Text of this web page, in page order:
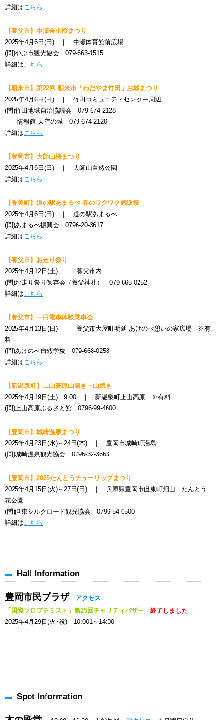
詳細はこちら
【養父市】中瀬金山桜まつり
2025年4月6日(日) ｜ 中瀬体育館前広場
(問)やぶ市観光協会 079-663-1515
詳細はこちら
【朝来市】第22回 朝来市「わだやま竹田」お城まつり
2025年4月6日(日) ｜ 竹田コミュニティセンター周辺
(問)竹田地域自治協議会 079-674-2128
情報館 天空の城 079-674-2120
詳細はこちら
【豊岡市】大師山桜まつり
2025年4月6日(日) ｜ 大師山自然公園
詳細はこちら
【香美町】道の駅あまるべ 春のワクワク感謝祭
2025年4月6日(日) ｜ 道の駅あまるべ
(問)あまるべ振興会 0796-20-3617
詳細はこちら
【養父市】お走り祭り
2025年4月12日(土) ｜ 養父市内
(問)お走り祭り保存会（養父神社） 079-665-0252
詳細はこちら
【養父市】一円電車体験乗車会
2025年4月13日(日) ｜ 養父市大屋町明延 あけのべ憩いの家広場 ※有
料
(問)あけのべ自然学校 079-668-0258
詳細はこちら
【新温泉町】上山高原山開き・山焼き
2025年4月19日(土) 9:00 ｜ 新温泉町上山高原 ※有料
(問)上山高原ふるさと館 0796-99-4600
【豊岡市】城崎温泉まつり
2025年4月23日(水)～24日(木) ｜ 豊岡市城崎町湯島
(問)城崎温泉観光協会 0796-32-3663
【豊岡市】2025たんとうチューリップまつり
2025年4月15日(火)～27日(日) ｜ 兵庫県豊岡市但東町畑山 たんとう
花公園
(問)但東シルクロード観光協会 0796-54-0500
詳細はこちら
Hall Information
豊岡市民プラザ
アクセス
「国際ソロプチミスト」第25回チャリティバザー 終了しました
2025年4月29日(火･祝) 10:001～14:00
Spot Information